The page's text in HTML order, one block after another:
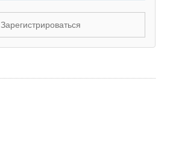
Зарегистрироваться